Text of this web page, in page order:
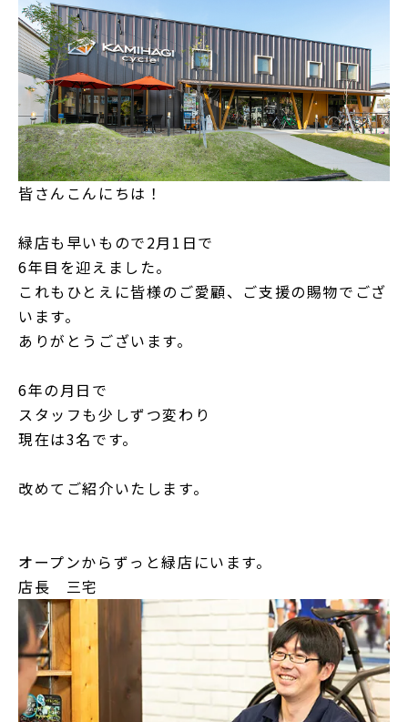
皆さんこんにちは！
緑店も早いもので2月1日で
6年目を迎えました。
これもひとえに皆様のご愛顧、ご支援の賜物でござ
います。
ありがとうございます。
6年の月日で
スタッフも少しずつ変わり
現在は3名です。
改めてご紹介いたします。
オープンからずっと緑店にいます。
店長 三宅